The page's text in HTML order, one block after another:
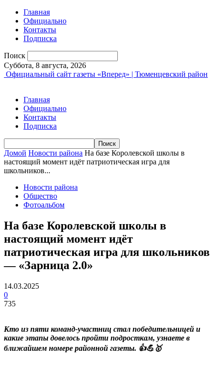
Главная
Официально
Контакты
Подписка
Поиск
Суббота, 8 августа, 2026
Официальный сайт газеты «Вперед» | Тюменцевский район
Главная
Официально
Контакты
Подписка
Домой Новости района На базе Королевской школы в
настоящий момент идёт патриотическая игра для
школьников...
Новости района
Общество
Фотоальбом
На базе Королевской школы в
настоящий момент идёт
патриотическая игра для школьников
— «Зарница 2.0»
14.03.2025
0
735
Кто из пяти команд-участниц стал победительницей и
какие этапы довелось пройти подросткам, узнаете в
ближайшем номере районной газеты. 👍💪🥇